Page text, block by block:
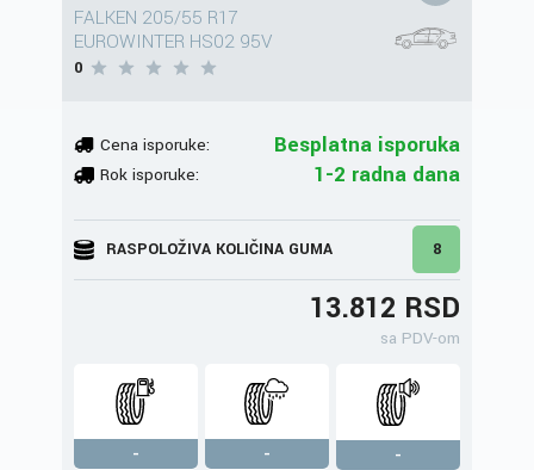
FALKEN 205/55 R17
EUROWINTER HS02 95V
0
Cena isporuke: Besplatna isporuka
Rok isporuke: 1-2 radna dana
RASPOLOŽIVA KOLIČINA GUMA 8
13.812 RSD
sa PDV-om
- -
-